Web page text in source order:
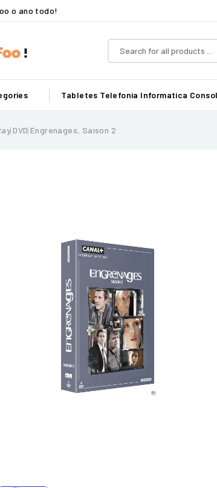
o ano todo!
Tabletes Telefonia Informatica
DVD Engrenages, Saison 2